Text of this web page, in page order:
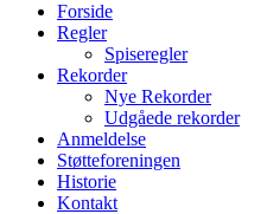
Forside
Regler
Spiseregler
Rekorder
Nye Rekorder
Udgåede rekorder
Anmeldelse
Støtteforeningen
Historie
Kontakt